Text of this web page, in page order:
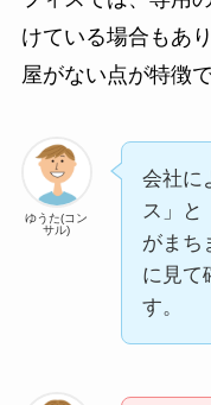
けている場合もあ
屋がない点が特徴で
ゆうた(コン
サル)
会社に
ス」と
がまち
に見て
す。